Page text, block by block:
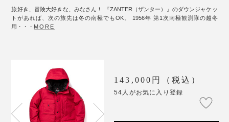
旅好き、冒険大好きな、みなさん！ 『ZANTER（ザンター）』のダウンジャケッ
トがあれば、次の旅先は冬の南極でもOK。 1956年 第1次南極観測隊の越冬
用・・・ MORE
143,000円（税込）
54人がお気に入り登録